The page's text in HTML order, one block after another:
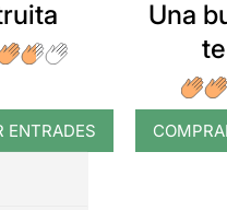
ENTRADES
Una